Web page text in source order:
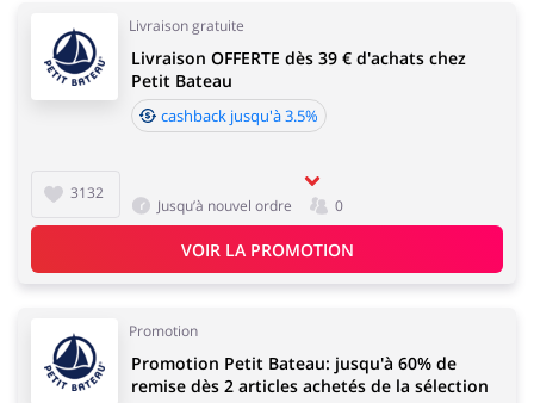
Livraison gratuite
3132
Livraison OFFERTE dès 39 € d'achats chez
Petit Bateau
cashback jusqu'à 3.5%
Jusqu’à nouvel ordre 0
VOIR LA PROMOTION
Promotion
Promotion Petit Bateau: jusqu'à 60% de
remise dès 2 articles achetés de la sélection